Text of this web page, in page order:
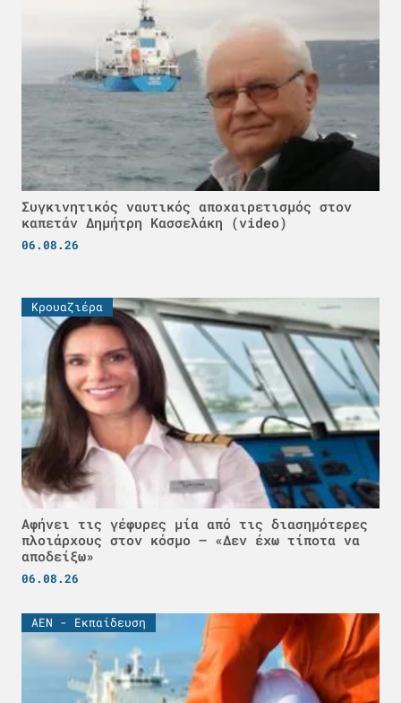
Συγκινητικός ναυτικός αποχαιρετισμός στον
καπετάν Δημήτρη Κασσελάκη (video)
06.08.26
Κρουαζιέρα
Αφήνει τις γέφυρες μία από τις διασημότερες
πλοιάρχους στον κόσμο – «Δεν έχω τίποτα να
αποδείξω»
06.08.26
ΑΕΝ - Εκπαίδευση